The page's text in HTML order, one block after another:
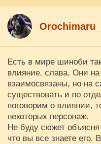
Есть в мире шиноби
влияние, слава. Они
взаимосвязаны, но на
существовать и по
поговорим о влиянии,
некоторых персонаж.
Не буду сюжет
что вы все знаете его.